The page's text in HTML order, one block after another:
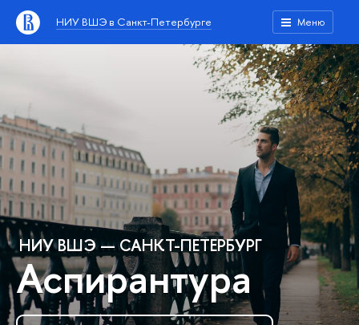
НИУ ВШЭ в Санкт-Петербурге Меню
НИУ ВШЭ — САНКТ-ПЕТЕРБУРГ
Аспирантура